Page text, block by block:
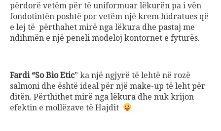
përdorë vetëm për të uniformuar lëkurën pa i vën
fondotintën poshtë por vetëm një krem hidratues që
e lej të përthahet mirë nga lëkura dhe pastaj me
ndihmën e një peneli modeloj kontornet e fyturës.
Fardi “So Bio Etic” ka një ngjyrë të lehtë në rozë
salmoni dhe është ideal për një make-up të leht për
ditën. Përthithet mirë nga lëkura dhe nuk krijon
efektin e mollëzave të Hajdit